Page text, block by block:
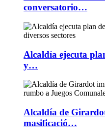
conversatorio…
Alcaldía ejecuta
y…
Alcaldía de
masificació…